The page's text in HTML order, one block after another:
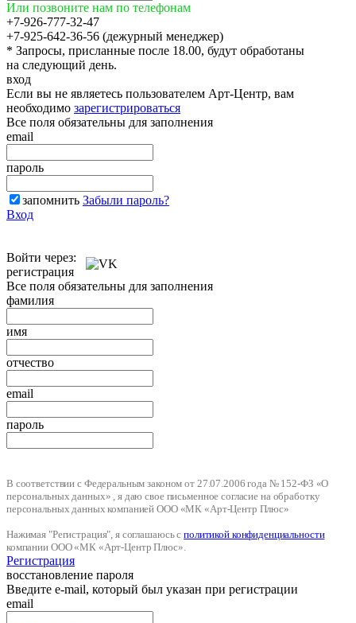
Или позвоните нам по телефонам
+7-926-777-32-47
+7-925-642-36-56 (дежурный менеджер)
* Запросы, присланные после 18.00, будут обработаны
на следующий день.
вход
Если вы не являетесь пользователем Арт-Центр, вам
необходимо зарегистрироваться
Все поля обязательны для заполнения
email
пароль
запомнить Забыли пароль?
Вход
Войти через:
регистрация
Все поля обязательны для заполнения
фамилия
имя
отчество
email
пароль
В соответствии с Федеральным законом от 27.07.2006 года № 152-ФЗ «О
персональных данных» , я даю свое письменное согласие на обработку
персональных данных компанией ООО «МК «Арт-Центр Плюс»
Нажимая "Регистрация", я соглашаюсь сполитикой конфиденциальности
компании ООО «МК «Арт-Центр Плюс».
Регистрация
восстановление пароля
Введите e-mail, который был указан при регистрации
email